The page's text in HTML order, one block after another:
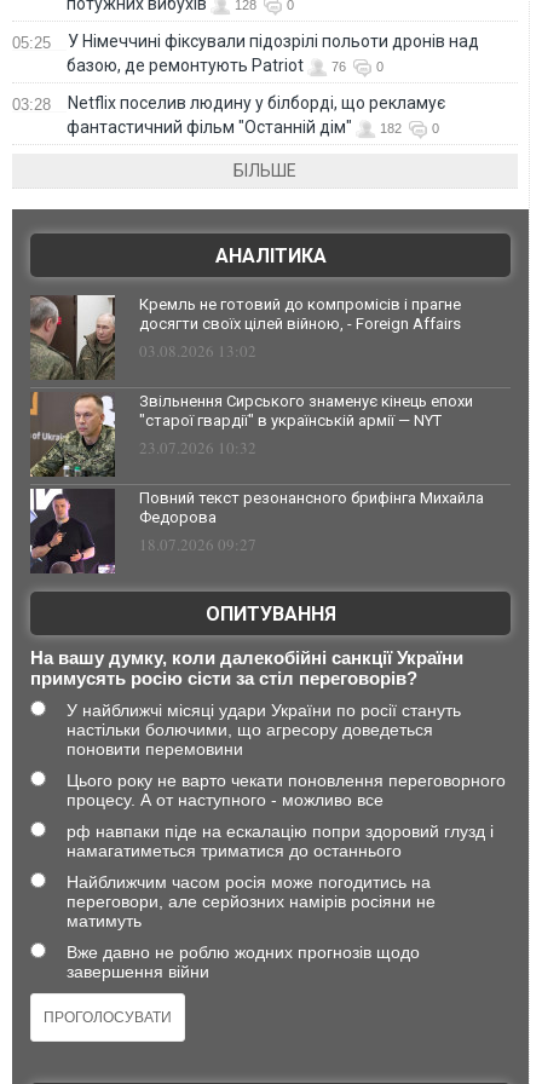
128 0
05:25
У Німеччині фіксували підозрілі польоти дронів над
базою, де ремонтують Patriot
76 0
03:28
Netflix поселив людину у білборді, що рекламує
фантастичний фільм "Останній дім"
182 0
БІЛЬШЕ
АНАЛІТИКА
Кремль не готовий до компромісів і прагне
досягти своїх цілей війною, - Foreign Affairs
03.08.2026 13:02
Звільнення Сирського знаменує кінець епохи
"старої гвардії" в українській армії — NYT
23.07.2026 10:32
Повний текст резонансного брифінга Михайла
Федорова
18.07.2026 09:27
ОПИТУВАННЯ
На вашу думку, коли далекобійні санкції України
примусять росію сісти за стіл переговорів?
У найближчі місяці удари України по росії стануть
настільки болючими, що агресору доведеться
поновити перемовини
Цього року не варто чекати поновлення переговорного
процесу. А от наступного - можливо все
рф навпаки піде на ескалацію попри здоровий глузд і
намагатиметься триматися до останнього
Найближчим часом росія може погодитись на
переговори, але серйозних намірів росіяни не
матимуть
Вже давно не роблю жодних прогнозів щодо
завершення війни